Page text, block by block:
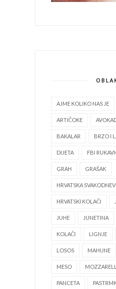
AJME KOLIKO NAS JE
ARTIČOKE
BAKALAR BRZO I
DIJETA FBI
GRAH GRAŠAK
HRVATSKA
HRVATSKI KOLAČI
JUHE JUNETINA
KOLAČI LIGNJE
LOSOS MAHUNE
MESO
PANCETA